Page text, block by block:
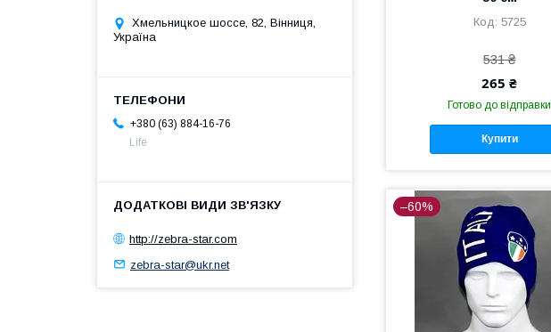
5725
531 ₴
265 ₴
Готово до відправки
Купити
–60%
Хмельницкое шоссе, 82, Вінниця,
Україна
+380 (63) 884-16-76
Life
http://zebra-star.com
zebra-star@ukr.net